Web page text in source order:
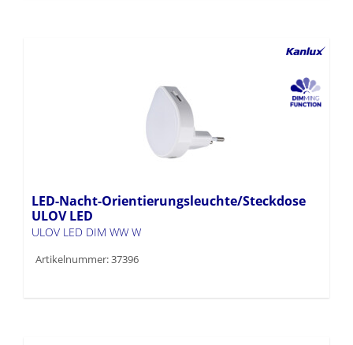
LED-Nacht-Orientierungsleuchte/Steckdose
ULOV LED
ULOV LED DIM WW W
Artikelnummer: 37396